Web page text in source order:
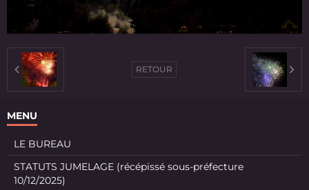
RETOUR
MENU
LE BUREAU
STATUTS JUMELAGE (récépissé sous-préfecture
10/12/2025)